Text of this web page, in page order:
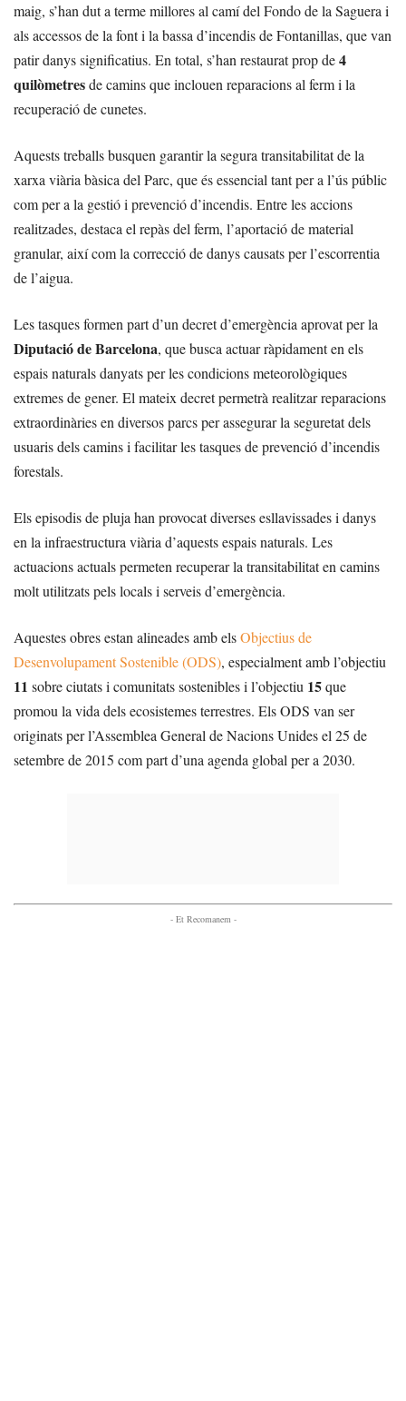
maig, s’han dut a terme millores al camí del Fondo de la Saguera i
als accessos de la font i la bassa d’incendis de Fontanillas, que van
patir danys significatius. En total, s’han restaurat prop de4
quilòmetresde camins que inclouen reparacions al ferm i la
recuperació de cunetes.
Aquests treballs busquen garantir la segura transitabilitat de la
xarxa viària bàsica del Parc, que és essencial tant per a l’ús públic
com per a la gestió i prevenció d’incendis. Entre les accions
realitzades, destaca el repàs del ferm, l’aportació de material
granular, així com la correcció de danys causats per l’escorrentia
de l’aigua.
Les tasques formen part d’un decret d’emergència aprovat per la
Diputació de Barcelona, que busca actuar ràpidament en els
espais naturals danyats per les condicions meteorològiques
extremes de gener. El mateix decret permetrà realitzar reparacions
extraordinàries en diversos parcs per assegurar la seguretat dels
usuaris dels camins i facilitar les tasques de prevenció d’incendis
forestals.
Els episodis de pluja han provocat diverses esllavissades i danys
en la infraestructura viària d’aquests espais naturals. Les
actuacions actuals permeten recuperar la transitabilitat en camins
molt utilitzats pels locals i serveis d’emergència.
Aquestes obres estan alineades amb elsObjectius de
Desenvolupament Sostenible (ODS), especialment amb l’objectiu
11 sobre ciutats i comunitats sostenibles i l’objectiu 15que
promou la vida dels ecosistemes terrestres. Els ODS van ser
originats per l’Assemblea General de Nacions Unides el 25 de
setembre de 2015 com part d’una agenda global per a 2030.
- Et Recomanem -